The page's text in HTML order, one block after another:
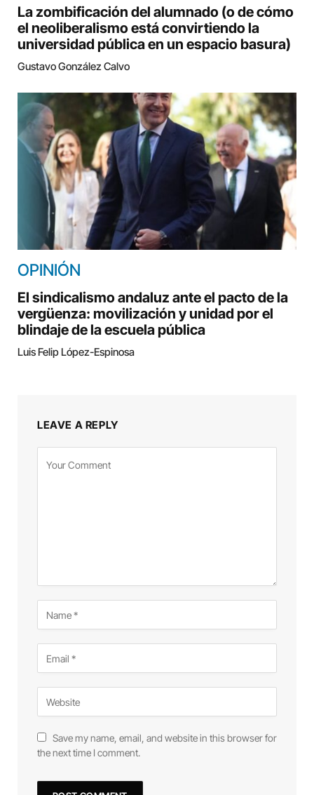
La zombificación del alumnado (o de cómo
el neoliberalismo está convirtiendo la
universidad pública en un espacio basura)
Gustavo González Calvo
OPINIÓN
El sindicalismo andaluz ante el pacto de la
vergüenza: movilización y unidad por el
blindaje de la escuela pública
Luis Felip López-Espinosa
LEAVE A REPLY
Save my name, email, and website in this browser for
the next time I comment.